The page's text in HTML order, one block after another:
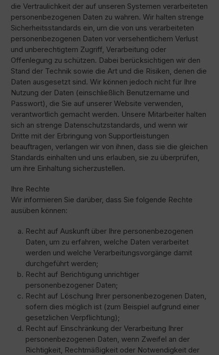
die Vertraulichkeit der auf unseren Systemen verarbeiteten
personenbezogenen Daten zu wahren. Wir halten strenge
Sicherheitsstandards ein, um die von uns verarbeiteten
personenbezogenen Daten vor versehentlichem Verlust
und unberechtigtem Zugriff, Verarbeitung oder
Offenlegung zu schützen. Dabei berücksichtigen wir den
Stand der Technik sowie die Art und die Risiken, denen die
Daten ausgesetzt sind. Wir können jedoch nicht für Ihre
Nutzung der Daten (einschließlich Benutzername und
Passwort), die Sie auf unserer Website verwenden,
verantwortlich gemacht werden. Unsere Mitarbeiter halten
sich an strenge Datenschutzstandards, und wenn wir
Dritte mit der Erbringung von Supportleistungen
beauftragen, verlangen wir von ihnen, dass sie die gleichen
Standards einhalten und uns erlauben, sie zu überprüfen,
um ihre Einhaltung sicherzustellen.
Ihre Rechte
Wir informieren Sie darüber, dass Sie folgende Rechte
ausüben können:
Recht auf Auskunft über Ihre personenbezogenen
Daten, um zu erfahren, welche Daten verarbeitet
werden und welche Verarbeitungsvorgänge damit
durchgeführt werden;
Recht auf Berichtigung unrichtiger
personenbezogener Daten;
Recht auf Löschung Ihrer personenbezogenen Daten,
sofern dies möglich ist (zum Beispiel aufgrund einer
gesetzlichen Verpflichtung);
Recht auf Einschränkung der Verarbeitung Ihrer
personenbezogenen Daten, wenn Zweifel an der
Richtigkeit, Rechtmäßigkeit oder Notwendigkeit der